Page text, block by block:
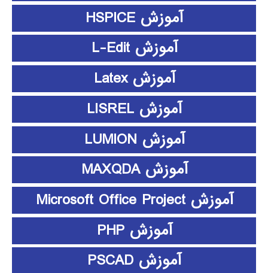
آموزش HSPICE
آموزش L-Edit
آموزش Latex
آموزش LISREL
آموزش LUMION
آموزش MAXQDA
آموزش Microsoft Office Project
آموزش PHP
آموزش PSCAD